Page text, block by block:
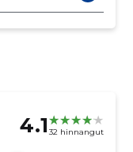
4.1 32 hinnangut